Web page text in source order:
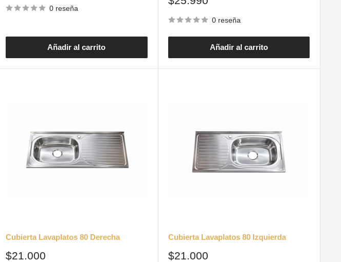
venta
0 reseña
Añadir al carrito
venta
0 reseña
Añadir al carrito
Cubierta Lavaplatos 80 Derecha
Precio
$21.000
Cubierta Lavaplatos 80 Izquierda
Precio
$21.000